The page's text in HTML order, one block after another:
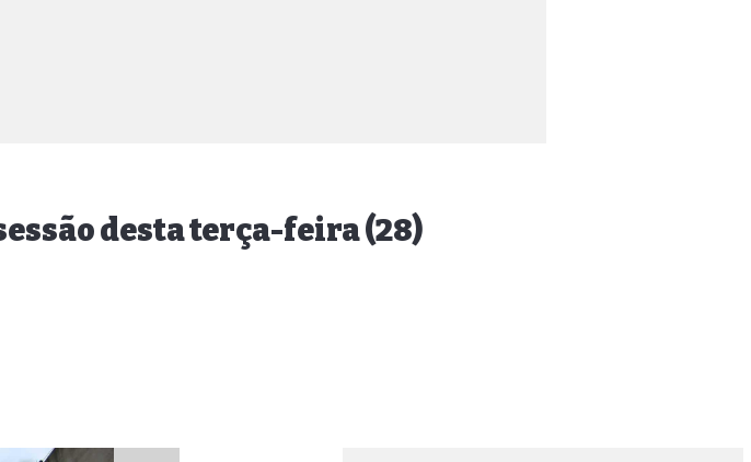
desta terça-feira (28)